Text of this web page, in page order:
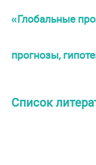
«Глобальные
прогнозы,
Список